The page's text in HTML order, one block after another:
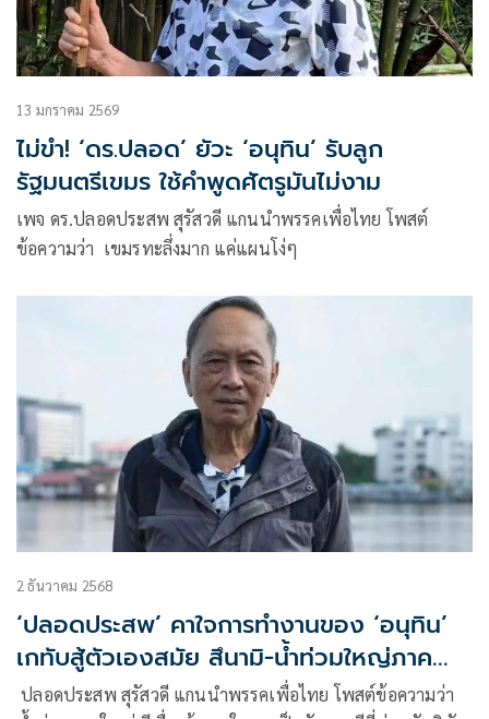
13 มกราคม 2569
ไม่ขำ! ‘ดร.ปลอด’ ยัวะ ‘อนุทิน’ รับลูก
รัฐมนตรีเขมร ใช้คำพูดศัตรูมันไม่งาม
เพจ ดร.ปลอดประสพ สุรัสวดี แกนนำพรรคเพื่อไทย โพสต์
ข้อความว่า เขมรทะลึ่งมาก แค่แผนโง่ๆ
2 ธันวาคม 2568
‘ปลอดประสพ’ คาใจการทำงานของ ‘อนุทิน’
เกทับสู้ตัวเองสมัย สึนามิ-น้ำท่วมใหญ่ภาค
กลางไม่ได้
ปลอดประสพ สุรัสวดี แกนนำพรรคเพื่อไทย โพสต์ข้อความว่า